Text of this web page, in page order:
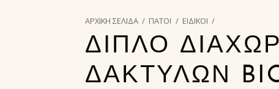
ΑΡΧΙΚΉ ΣΕΛΊΔΑ / ΠΑΤΟΙ / ΕΙΔΙΚΟΙ /
ΔΙΠΛΟ
ΔΑΚΤΥΛΩΝ